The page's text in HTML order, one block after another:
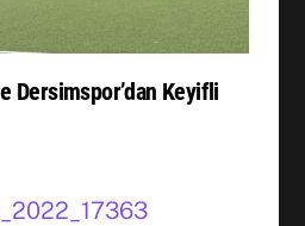
Dersimspor’dan Keyifli